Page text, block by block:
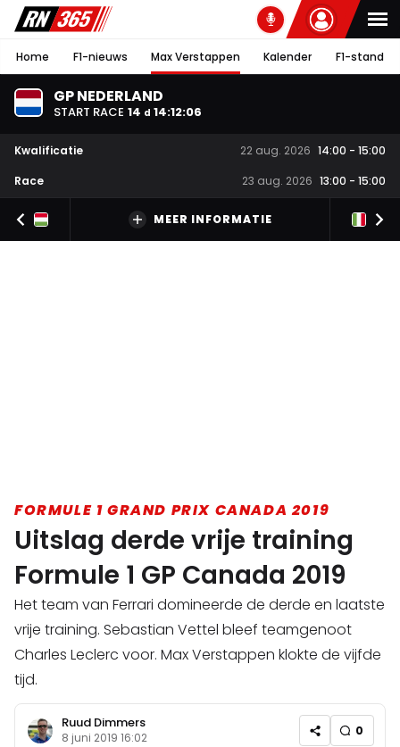
Home F1-nieuws Max Verstappen Kalender F1-stand
GP NEDERLAND
START RACE 14 d 14:12:05
Kwalificatie 22 aug. 2026 14:00 - 15:00
Race
23 aug. 2026 13:00 - 15:00
MEER INFORMATIE
FORMULE 1 GRAND PRIX CANADA 2019
Uitslag derde vrije training
Formule 1 GP Canada 2019
Het team van Ferrari domineerde de derde en laatste
vrije training. Sebastian Vettel bleef teamgenoot
Charles Leclerc voor. Max Verstappen klokte de vijfde
tijd.
Ruud Dimmers
8 juni 2019 16:02 0